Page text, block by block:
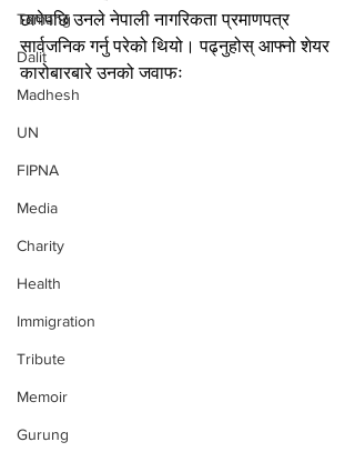
Tamang
Dalit
Madhesh
UN
FIPNA
Media
Charity
Health
Immigration
Tribute
Memoir
Gurung
छापेपछि उनले नेपाली नागरिकता प्रमाणपत्र
सार्वजनिक गर्नु परेको थियो। पढ्नुहोस् आफ्नो शेयर
कारोबारबारे उनको जवाफः